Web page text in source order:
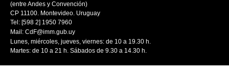
(entre Andes y Convención)
CP 11100. Montevideo. Uruguay
Tel: [598 2] 1950 7960
Mail: CdF@imm.gub.uy
Lunes, miércoles, jueves, viernes: de 10 a 19.30 h.
Martes: de 10 a 21 h. Sábados de 9.30 a 14.30 h.